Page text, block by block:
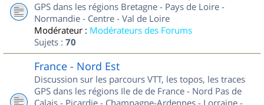
GPS dans les régions Bretagne - Pays de Loire -
Normandie - Centre - Val de Loire
Modérateur : Modérateurs des Forums
Sujets : 70
France - Nord Est
Discussion sur les parcours VTT, les topos, les traces
GPS dans les régions Ile de de France - Nord Pas de
Calais - Picardie - Champagne-Ardennes - Lorraine -